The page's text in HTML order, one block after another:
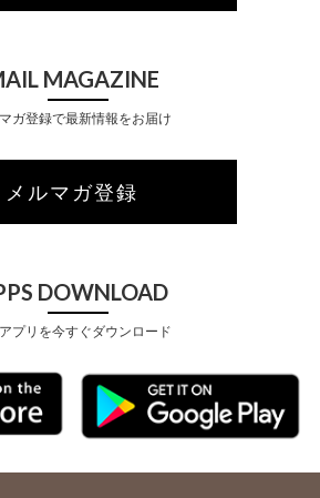
MAGAZINE
ガ登録で最新情報をお届け
メルマガ登録
DOWNLOAD
プリを今すぐダウンロード